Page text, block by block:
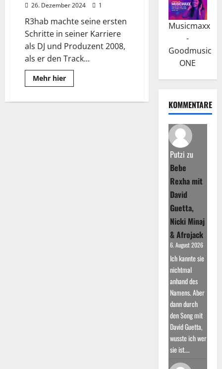
26. Dezember 2024 1
R3hab machte seine ersten
Schritte in seiner Karriere
als DJ und Produzent 2008,
als er den Track...
Mehr hierRead
more
2008
Musicmaxx
-
Goodmusic
ONE
KOMMENTARE
Putzi zu
Bebe
Rexha mit
David
Guetta,
Nicki Minaj
& Afrojack
6. August 2026
Ich kannte sie
nichtmal
anhand des
Namens. Aber
dann durch
den Song mit
David Guetta,
wusste ich wer
sie ist.…